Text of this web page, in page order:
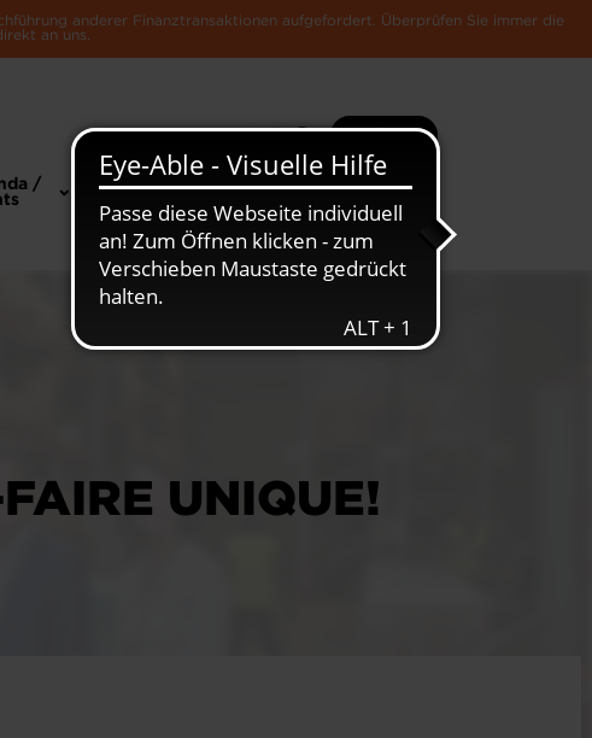
anderer Finanztransaktionen aufgefordert. Überprüfen Sie immer die
an uns.
Suche Mehr
/
News &
Die Luxemburger
UNIQUE!